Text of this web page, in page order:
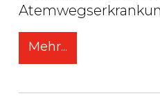
Mehr...